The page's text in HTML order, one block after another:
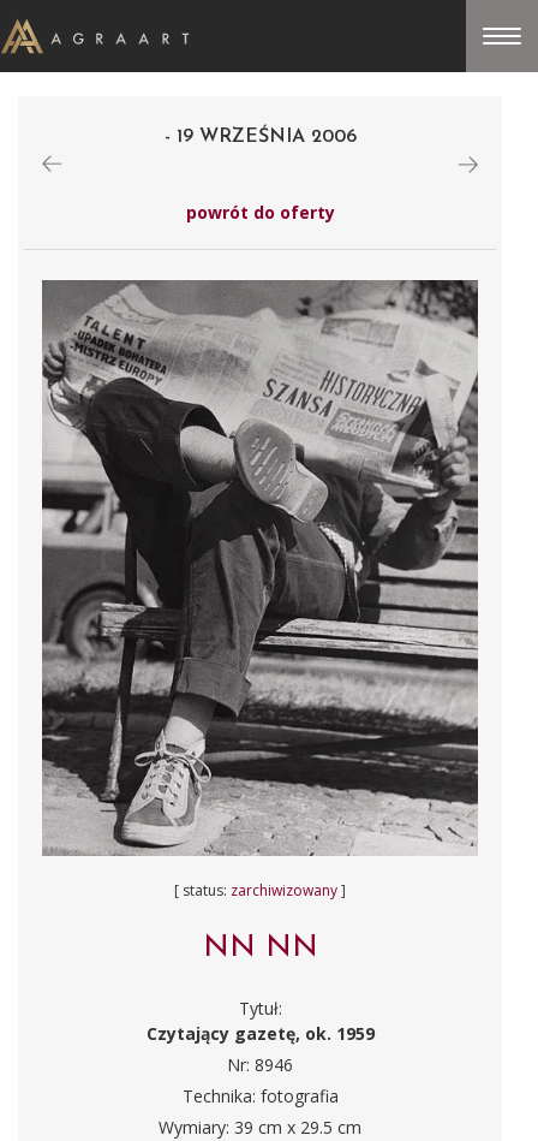
- 19 WRZEŚNIA 2006
powrót do oferty
[ status: zarchiwizowany]
NN NN
Tytuł:
Czytający gazetę, ok. 1959
Nr: 8946
Technika: fotografia
Wymiary: 39 cm x 29.5 cm